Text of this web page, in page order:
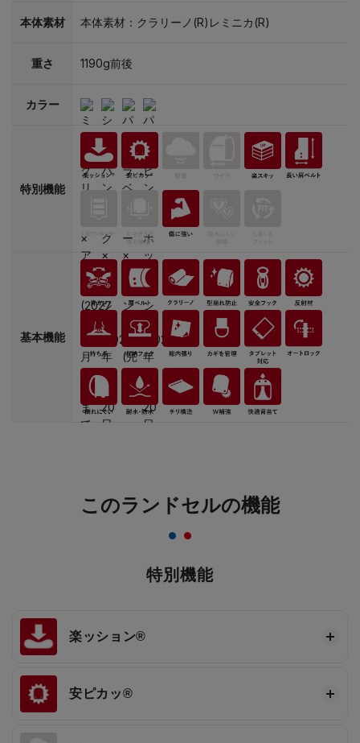
本体素材 本体素材：クラリーノ(R)レミニカ(R)
重さ 1190g前後
カラー
特別機能
基本機能
このランドセルの機能
特別機能
楽ッション®
安ピカッ®